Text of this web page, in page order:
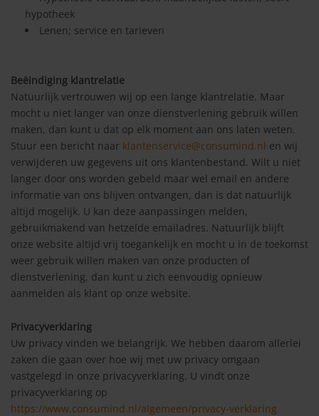
hypotheek
Lenen; service en tarieven
Beëindiging klantrelatie
Natuurlijk vertrouwen wij op een lange klantrelatie. Maar
mocht u niet langer van onze dienstverlening gebruik willen
maken, dan kunt u dat op elk moment aan ons laten weten.
Stuur een bericht naar klantenservice@consumind.nl en wij
verwijderen uw gegevens uit ons klantenbestand. Wilt u niet
langer door ons worden gebeld maar wel email en andere
informatie van ons blijven ontvangen, dan is dat natuurlijk
altijd mogelijk. U kan deze aanpassingen melden,
gebruikmakend van hetzelde emailadres. Natuurlijk blijft
onze website altijd vrij toegankelijk en mocht u in de toekomst
weer gebruik willen maken van onze producten of
dienstverlening, dan kunt u zich eenvoudig opnieuw
aanmelden als klant op onze website.
Privacyverklaring
Uw privacy vinden we belangrijk. We hebben daarom allerlei
zaken die gaan over hoe wij met uw privacy omgaan
vastgelegd in onze privacyverklaring. U vindt onze
privacyverklaring op
https://www.consumind.nl/algemeen/privacy-verklaring